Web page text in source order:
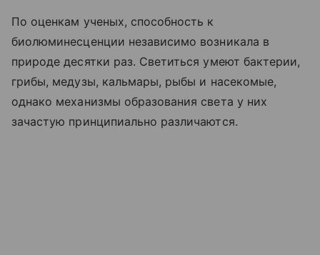
По оценкам ученых, способность к
биолюминесценции независимо возникала в
природе десятки раз. Светиться умеют бактерии,
грибы, медузы, кальмары, рыбы и насекомые,
однако механизмы образования света у них
зачастую принципиально различаются.